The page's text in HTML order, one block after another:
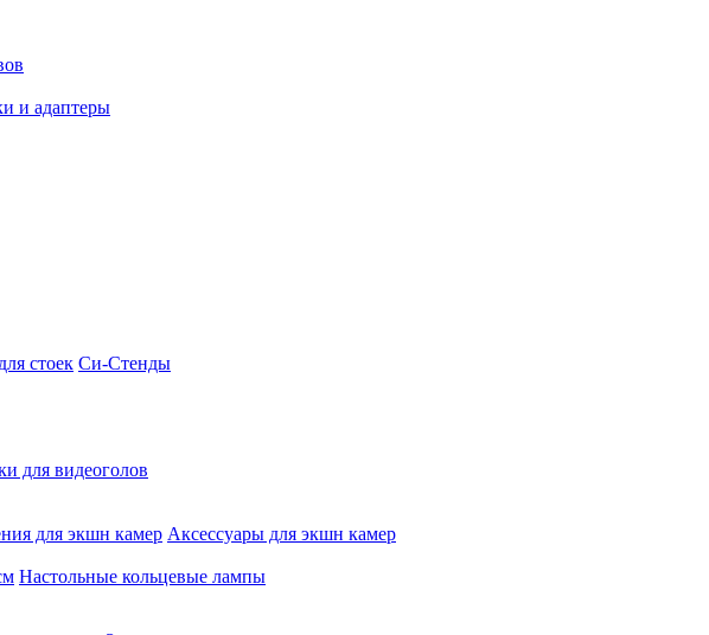
и адаптеры
стоек Си-Стенды
для видеоголов
для экшн камер Аксессуары для экшн камер
Настольные кольцевые лампы